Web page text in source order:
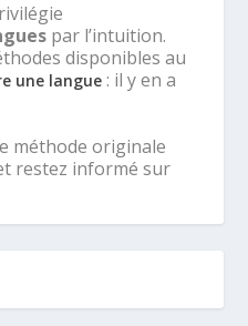
par l’intuition.
disponibles au
une langue : il y en a
méthode originale
restez informé sur